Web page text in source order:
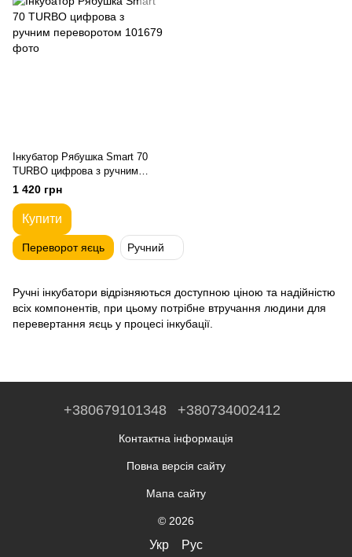
Інкубатор Рябушка Smart 70
TURBO цифрова з ручним
переворотом
1 420 грн
Купити
Ручні інкубатори відрізняються доступною ціною та надійністю
всіх компонентів, при цьому потрібне втручання людини для
перевертання яєць у процесі інкубації.
Переворот яєць Ручний
+380679101348 +380734002412
Контактна інформація
Повна версія сайту
Мапа сайту
© 2026
Укр Рус